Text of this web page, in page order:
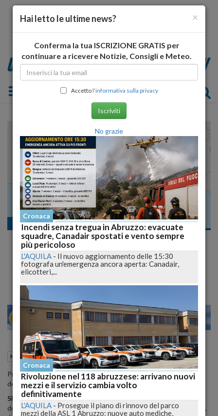
Toggle navigation
Meteo
Estesi passaggi nuvolosi al nord ovest, spazi
di sereno sul resto del nord ma con spesse
velature
MILANO 20 26
Meteo 27 Febbraio 2015 09:45
Previsioni del tempo in Italia fornite dal Servizio Meteorologico
dell'Aeronautica Militare.
SITUAZIONE: un'area depressionaria centrata sulla Sicilia
determina residue condizioni di instabilita' sulle regioni meridionali,
×
Hai letto le ultime news?
Conferma la tua ISCRIZIONE GRATIS per
continuare a ricevere Notizie, Consigli e Meteo.
Accettol'informativa sulla privacy
Iscriviti
No grazie
Cronaca
Incendi senza tregua in Abruzzo: evacuate
squadre, Canadair spostati e vento sempre
più pericoloso
L'AQUILA - Il nuovo aggiornamento delle 15:30
fotografa un'emergenza ancora aperta: Canadair,
elicotteri,...
Cronaca
Rivoluzione nel 118 abruzzese: arrivano nuovi
mezzi e il servizio cambia volto
definitivamente
L'AQUILA - Prosegue il piano di rinnovo del parco
mezzi della ASL 1 Abruzzo: nuove auto mediche,